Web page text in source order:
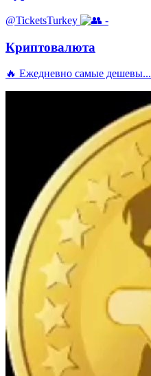
@TicketsTurkey -
Криптовалюта
🔥 Ежедневно самые дешевы...